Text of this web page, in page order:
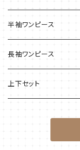
半袖ワンピース
長袖ワンピース
上下セット